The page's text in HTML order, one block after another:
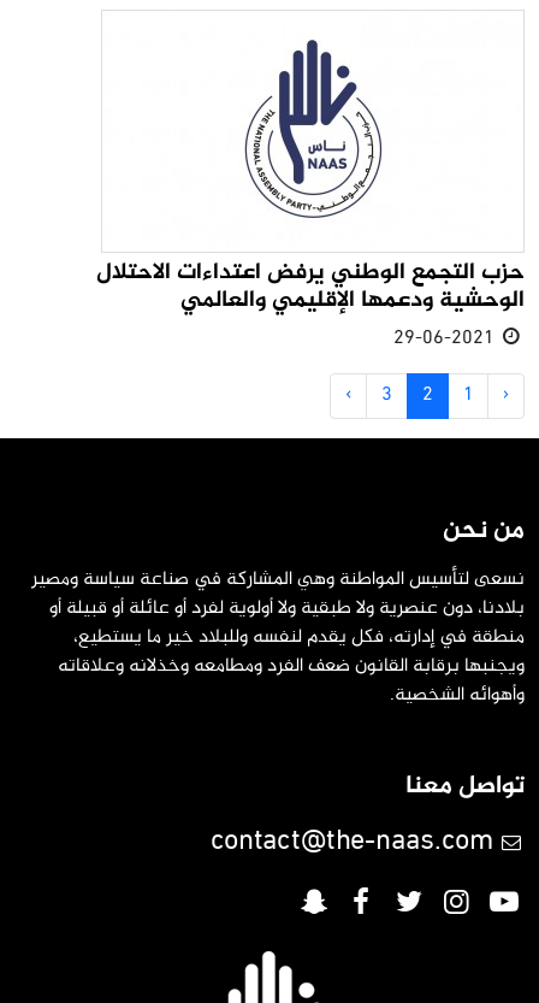
حزب التجمع الوطني يرفض اعتداءات الاحتلال
الوحشية ودعمها الإقليمي والعالمي
‹
1
2
3
›
من نحن
نسعى لتأسيس المواطنة وهي المشاركة في صناعة سياسة ومصير
بلادنا، دون عنصرية ولا طبقية ولا أولوية لفرد أو عائلة أو قبيلة أو
منطقة في إدارته، فكل يقدم لنفسه وللبلاد خير ما يستطيع،
ويجنبها برقابة القانون ضعف الفرد ومطامعه وخذلانه وعلاقاته
وأهوائه الشخصية.
تواصل معنا
contact@the-naas.com